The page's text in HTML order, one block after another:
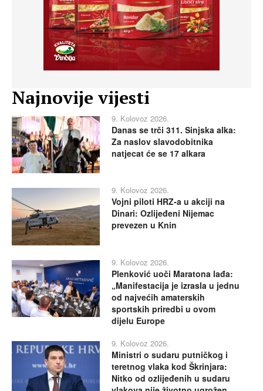
Najnovije vijesti
9. Kolovoz 2026.
Danas se trči 311. Sinjska alka:
Za naslov slavodobitnika
natjecat će se 17 alkara
9. Kolovoz 2026.
Vojni piloti HRZ-a u akciji na
Dinari: Ozlijeđeni Nijemac
prevezen u Knin
9. Kolovoz 2026.
Plenković uoči Maratona lađa:
„Manifestacija je izrasla u jednu
od najvećih amaterskih
sportskih priredbi u ovom
dijelu Europe
9. Kolovoz 2026.
Ministri o sudaru putničkog i
teretnog vlaka kod Škrinjara:
Nitko od ozlijeđenih u sudaru